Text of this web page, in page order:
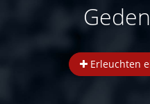
Erleuchten